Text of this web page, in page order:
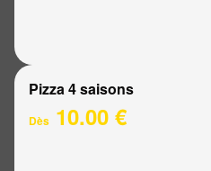
Pizza 4 saisons
Dès 10.00 €